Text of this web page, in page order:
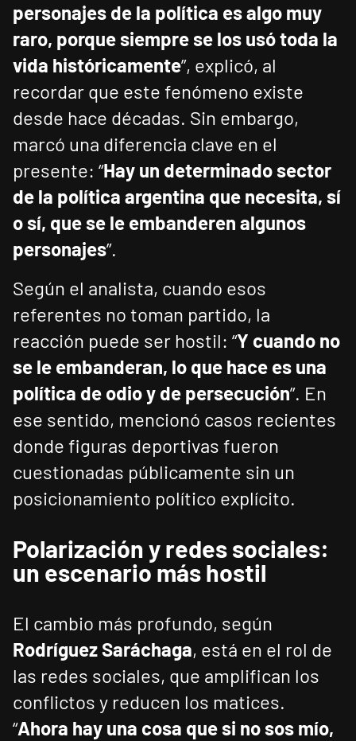
personajes de la política es algo muy
raro, porque siempre se los usó toda la
vida históricamente”, explicó, al
recordar que este fenómeno existe
desde hace décadas. Sin embargo,
marcó una diferencia clave en el
presente: “Hay un determinado sector
de la política argentina que necesita, sí
o sí, que se le embanderen algunos
personajes”.
Según el analista, cuando esos
referentes no toman partido, la
reacción puede ser hostil: “Y cuando no
se le embanderan, lo que hace es una
política de odio y de persecución”. En
ese sentido, mencionó casos recientes
donde figuras deportivas fueron
cuestionadas públicamente sin un
posicionamiento político explícito.
Polarización y redes sociales:
un escenario más hostil
El cambio más profundo, según
Rodríguez Saráchaga, está en el rol de
las redes sociales, que amplifican los
conflictos y reducen los matices.
“Ahora hay una cosa que si no sos mío,